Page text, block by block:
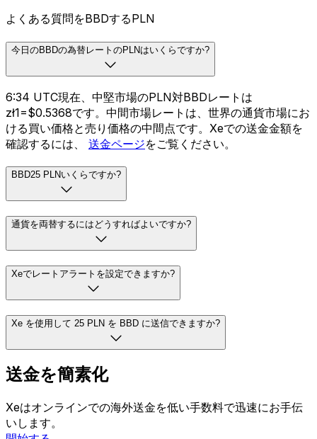
よくある質問をBBDするPLN
今日のBBDの為替レートのPLNはいくらですか?
6:34 UTC現在、中堅市場のPLN対BBDレートは
zł1=$0.5368です。中間市場レートは、世界の通貨市場にお
ける買い価格と売り価格の中間点です。Xeでの送金金額を
確認するには、 送金ページをご覧ください。
BBD25 PLNいくらですか?
通貨を両替するにはどうすればよいですか?
Xeでレートアラートを設定できますか?
Xe を使用して 25 PLN を BBD に送信できますか?
送金を簡素化
Xeはオンラインでの海外送金を低い手数料で迅速にお手伝
いします。